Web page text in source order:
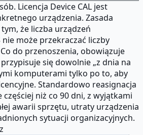
Licencja Device CAL jest
urządzenia. Zasada
że liczba urządzeń
nie może przekraczać liczby
do przenoszenia, obowiązuje
się dowolnie „z dnia na
komputerami tylko po to, aby
Standardowo reasignacja
niż co 90 dni, z wyjątkami
awarii sprzętu, utraty urządzenia
sytuacji organizacyjnych.